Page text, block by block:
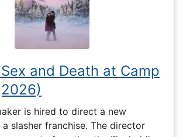
and Death at Camp
is hired to direct a new
slasher franchise. The director